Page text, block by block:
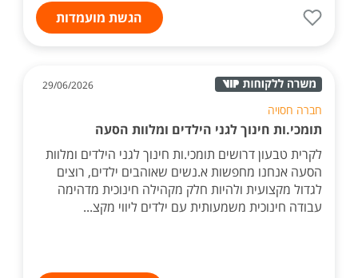
הגשת מועמדות
29/06/2026
חברה חסויה
תומכי.ות חינוך לגני הילדים ומלוות הסעה
לקרית טבעון דרושים תומכי.ות חינוך לגני הילדים ומלוות
הסעה אנחנו מחפשות א.נשים שאוהבים ילדים, רוצים
לגדול מקצועית ולהיות חלק מקהילה חינוכית מדהימה
עבודה חינוכית משמעותית עם ילדים ליווי מקצ...